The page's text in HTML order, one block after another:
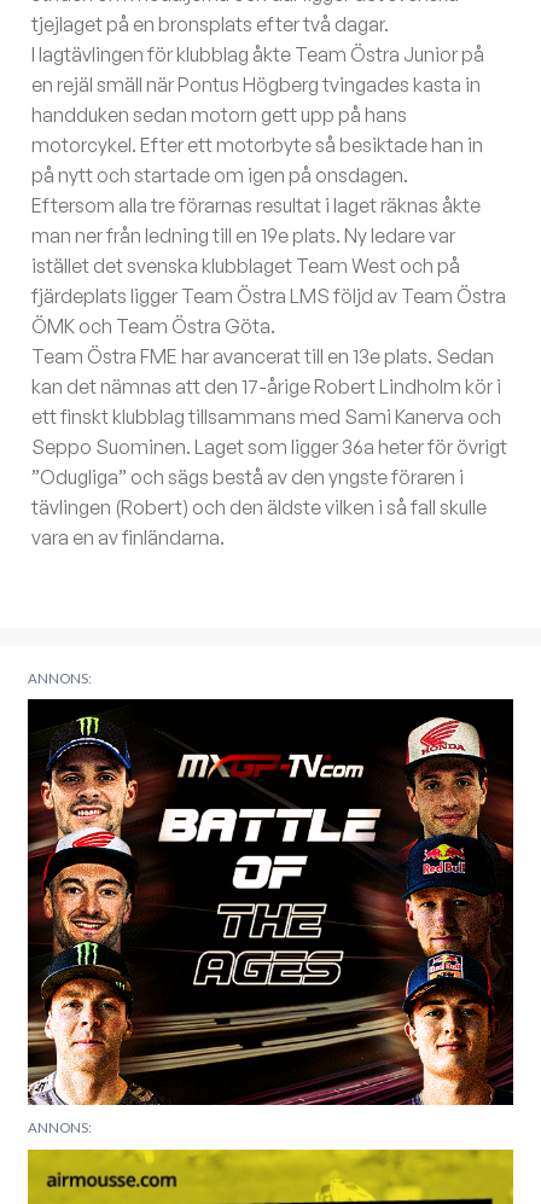
tjejlaget på en bronsplats efter två dagar.
I lagtävlingen för klubblag åkte Team Östra Junior på
en rejäl smäll när Pontus Högberg tvingades kasta in
handduken sedan motorn gett upp på hans
motorcykel. Efter ett motorbyte så besiktade han in
på nytt och startade om igen på onsdagen.
Eftersom alla tre förarnas resultat i laget räknas åkte
man ner från ledning till en 19e plats. Ny ledare var
istället det svenska klubblaget Team West och på
fjärdeplats ligger Team Östra LMS följd av Team Östra
ÖMK och Team Östra Göta.
Team Östra FME har avancerat till en 13e plats. Sedan
kan det nämnas att den 17-årige Robert Lindholm kör i
ett finskt klubblag tillsammans med Sami Kanerva och
Seppo Suominen. Laget som ligger 36a heter för övrigt
”Odugliga” och sägs bestå av den yngste föraren i
tävlingen (Robert) och den äldste vilken i så fall skulle
vara en av finländarna.
ANNONS:
ANNONS: